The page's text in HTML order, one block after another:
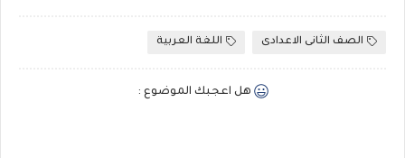
الصف الثانى الاعدادى اللغة العربية
هل اعجبك الموضوع :